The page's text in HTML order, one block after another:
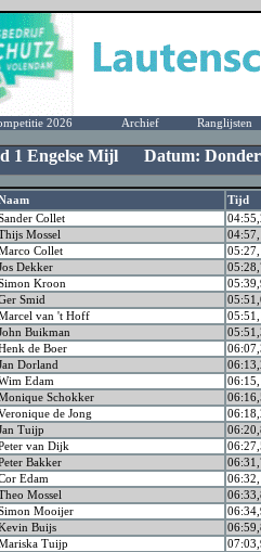
2026 Archief Ranglijsten
1 Engelse Mijl Datum:
Tijd
Collet
Mossel
Collet
Dekker
Kroon
Smid
van 't Hoff
Buikman
de Boer
Dorland
Edam
Schokker
de Jong
Tuijp
van Dijk
Bakker
Edam
Mossel
Mooijer
Buijs
Tuijp